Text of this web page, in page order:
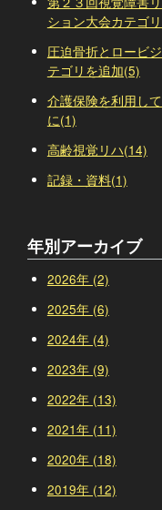
ション大会カテゴ
圧迫骨折とロービ
テゴリを追加(5)
介護保険を利用し
に(1)
高齢視覚リハ(14)
記録・資料(1)
年別アーカイブ
2026年 (2)
2025年 (6)
2024年 (4)
2023年 (9)
2022年 (13)
2021年 (11)
2020年 (18)
2019年 (12)